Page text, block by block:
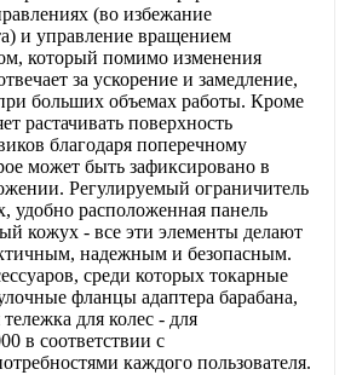
(во избежание
и управление вращением
который помимо изменения
за ускорение и замедление,
больших объемах работы. Кроме
растачивать поверхность
благодаря поперечному
может быть зафиксировано в
Регулируемый ограничитель
удобно расположенная панель
кожух - все эти элементы делают
надежным и безопасным.
среди которых токарные
фланцы адаптера барабана,
для колес - для
в соответствии с
каждого пользователя.